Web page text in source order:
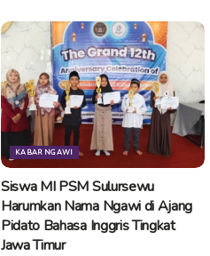
KABAR NGAWI
Siswa MI PSM Sulursewu
Harumkan Nama Ngawi di Ajang
Pidato Bahasa Inggris Tingkat
Jawa Timur